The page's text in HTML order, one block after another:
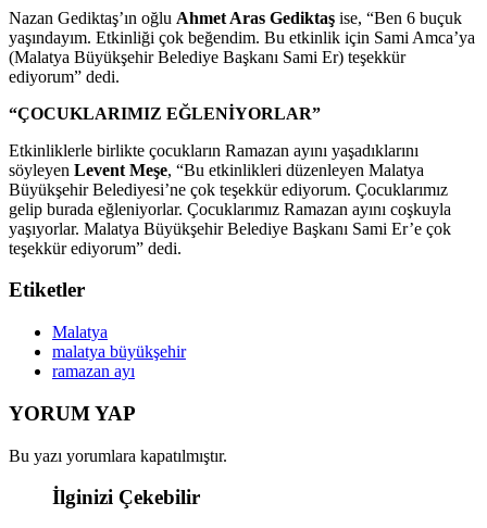
Nazan Gediktaş’ın oğlu Ahmet Aras Gediktaş ise, “Ben 6 buçuk
yaşındayım. Etkinliği çok beğendim. Bu etkinlik için Sami Amca’ya
(Malatya Büyükşehir Belediye Başkanı Sami Er) teşekkür
ediyorum” dedi.
“ÇOCUKLARIMIZ EĞLENİYORLAR”
Etkinliklerle birlikte çocukların Ramazan ayını yaşadıklarını
söyleyen Levent Meşe, “Bu etkinlikleri düzenleyen Malatya
Büyükşehir Belediyesi’ne çok teşekkür ediyorum. Çocuklarımız
gelip burada eğleniyorlar. Çocuklarımız Ramazan ayını coşkuyla
yaşıyorlar. Malatya Büyükşehir Belediye Başkanı Sami Er’e çok
teşekkür ediyorum” dedi.
Etiketler
Malatya
malatya büyükşehir
ramazan ayı
YORUM YAP
Bu yazı yorumlara kapatılmıştır.
İlginizi Çekebilir